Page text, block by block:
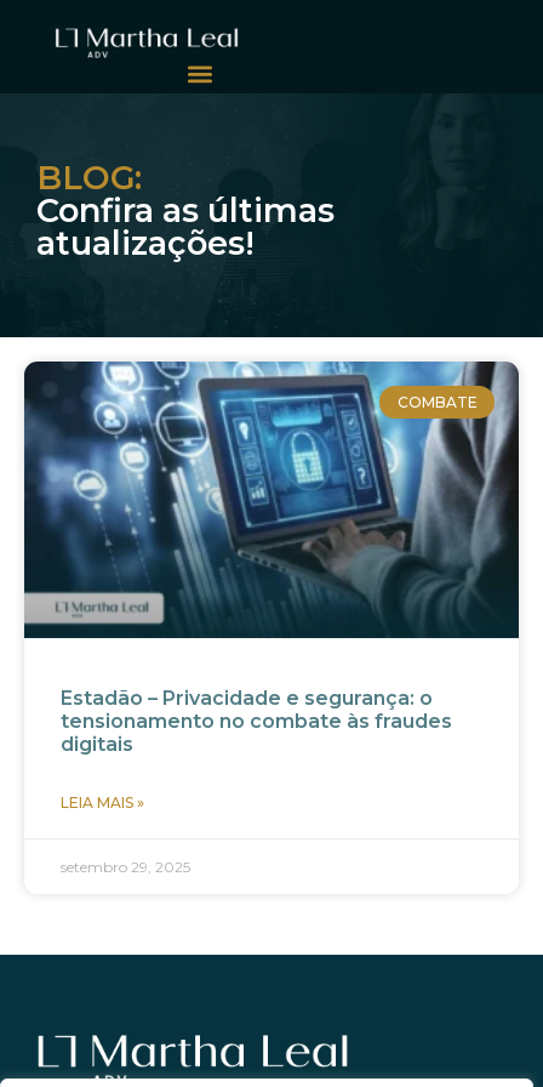
BLOG:
Confira as últimas
atualizações!
COMBATE
Estadão – Privacidade e segurança: o
tensionamento no combate às fraudes
digitais
LEIA MAIS »
setembro 29, 2025